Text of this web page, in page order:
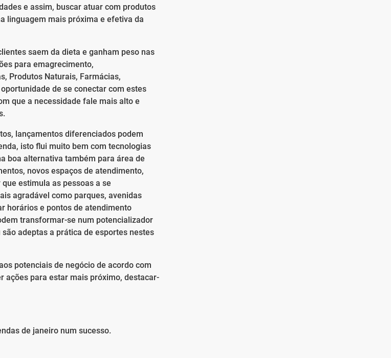
e assim, buscar atuar com produtos
linguagem mais próxima e efetiva da
saem da dieta e ganham peso nas
para emagrecimento,
Produtos Naturais, Farmácias,
de se conectar com estes
que a necessidade fale mais alto e
lançamentos diferenciados podem
isto flui muito bem com tecnologias
boa alternativa também para área de
novos espaços de atendimento,
estimula as pessoas a se
agradável como parques, avenidas
horários e pontos de atendimento
transformar-se num potencializador
adeptas a prática de esportes nestes
potenciais de negócio de acordo com
ações para estar mais próximo, destacar-
de janeiro num sucesso.